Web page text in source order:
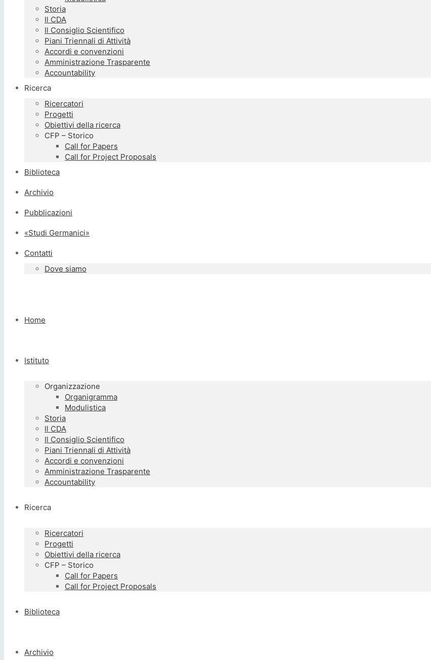
Storia
Il CDA
Il Consiglio Scientifico
Piani Triennali di Attività
Accordi e convenzioni
Amministrazione Trasparente
Accountability
Ricerca
Ricercatori
Progetti
Obiettivi della ricerca
CFP – Storico
Call for Papers
Call for Project Proposals
Biblioteca
Archivio
Pubblicazioni
«Studi Germanici»
Contatti
Dove siamo
Home
Istituto
Organizzazione
Organigramma
Modulistica
Storia
Il CDA
Il Consiglio Scientifico
Piani Triennali di Attività
Accordi e convenzioni
Amministrazione Trasparente
Accountability
Ricerca
Ricercatori
Progetti
Obiettivi della ricerca
CFP – Storico
Call for Papers
Call for Project Proposals
Biblioteca
Archivio